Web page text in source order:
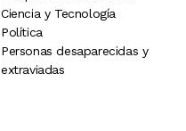
Ciencia y Tecnología
Política
Personas desaparecidas y
extraviadas